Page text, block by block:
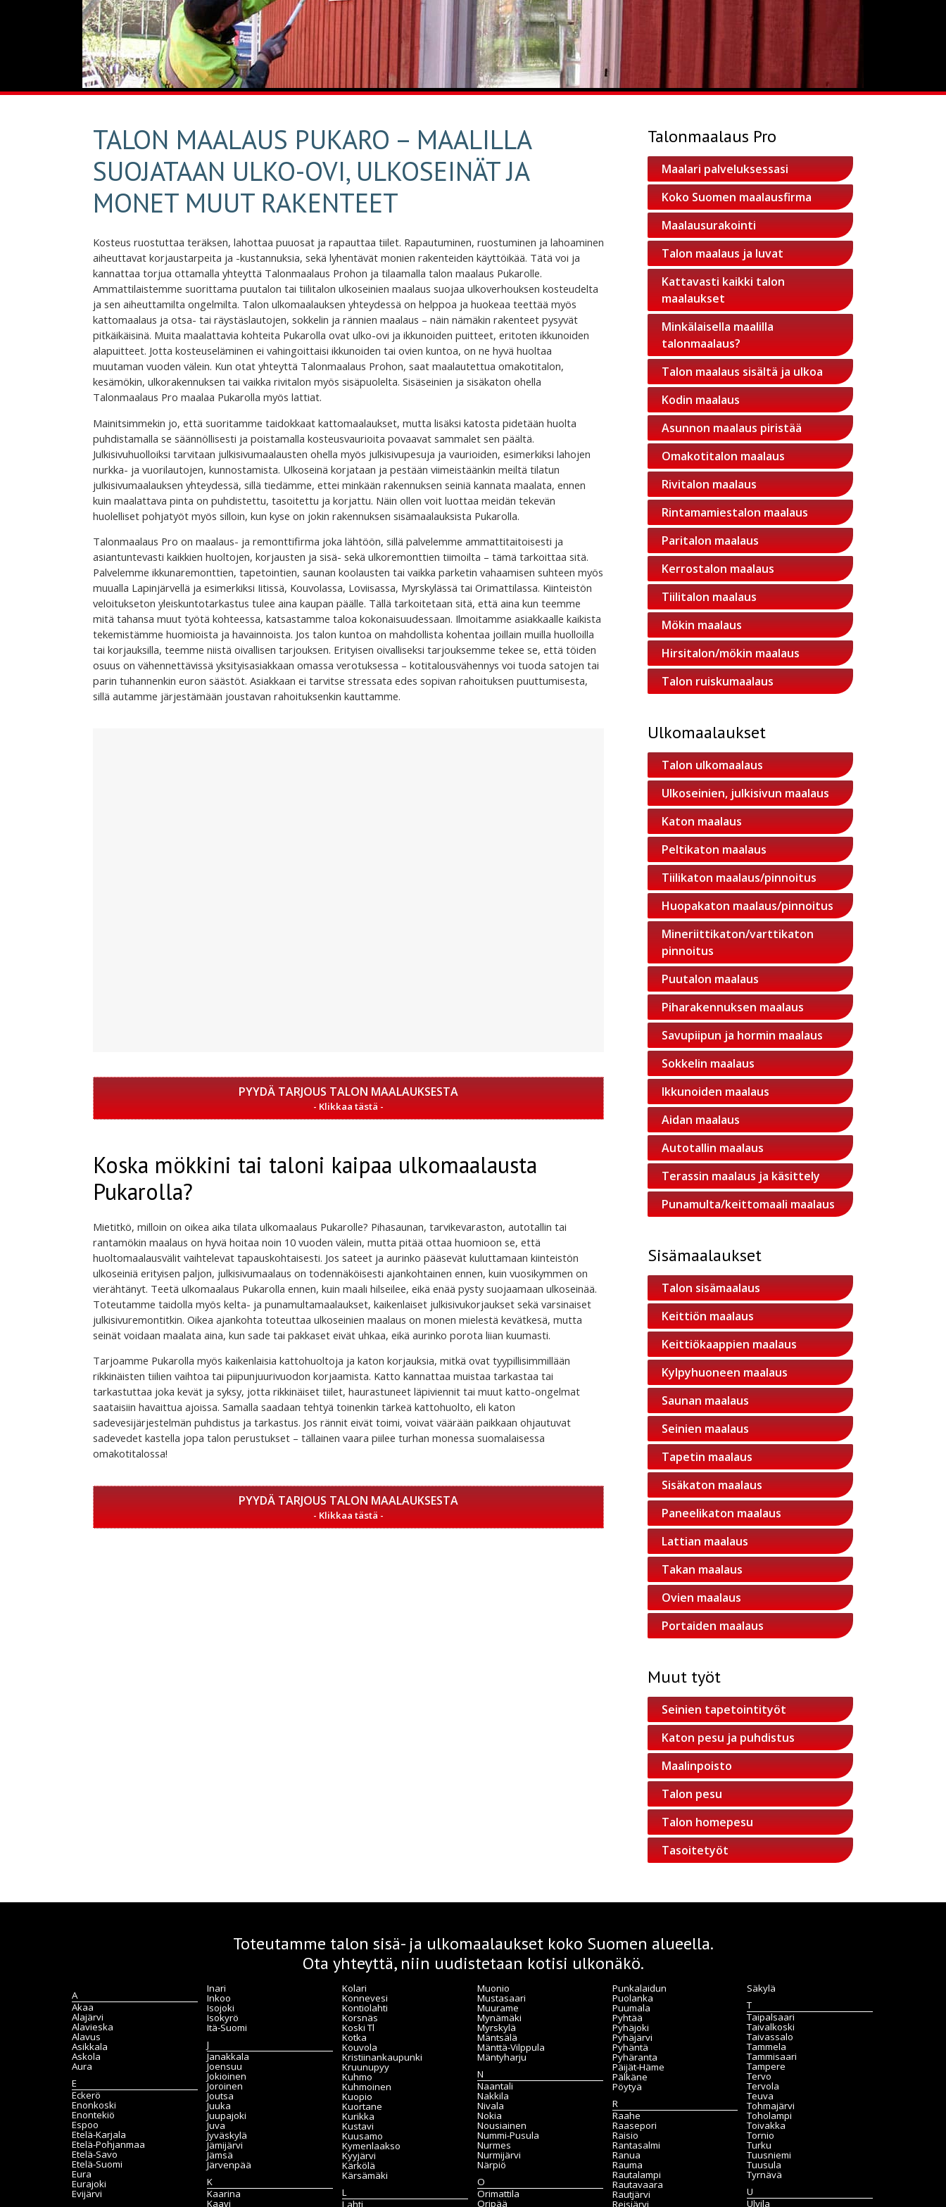
TALON MAALAUS PUKARO – MAALILLA
SUOJATAAN ULKO-OVI, ULKOSEINÄT JA
MONET MUUT RAKENTEET
Kosteus ruostuttaa teräksen, lahottaa puuosat ja rapauttaa tiilet. Rapautuminen, ruostuminen ja lahoaminen
aiheuttavat korjaustarpeita ja -kustannuksia, sekä lyhentävät monien rakenteiden käyttöikää. Tätä voi ja
kannattaa torjua ottamalla yhteyttä Talonmaalaus Prohon ja tilaamalla talon maalaus Pukarolle.
Ammattilaistemme suorittama puutalon tai tiilitalon ulkoseinien maalaus suojaa ulkoverhouksen kosteudelta
ja sen aiheuttamilta ongelmilta. Talon ulkomaalauksen yhteydessä on helppoa ja huokeaa teettää myös
kattomaalaus ja otsa- tai räystäslautojen, sokkelin ja rännien maalaus – näin nämäkin rakenteet pysyvät
pitkäikäisinä. Muita maalattavia kohteita Pukarolla ovat ulko-ovi ja ikkunoiden puitteet, eritoten ikkunoiden
alapuitteet. Jotta kosteuseläminen ei vahingoittaisi ikkunoiden tai ovien kuntoa, on ne hyvä huoltaa
muutaman vuoden välein. Kun otat yhteyttä Talonmaalaus Prohon, saat maalautettua omakotitalon,
kesämökin, ulkorakennuksen tai vaikka rivitalon myös sisäpuolelta. Sisäseinien ja sisäkaton ohella
Talonmaalaus Pro maalaa Pukarolla myös lattiat.
Mainitsimmekin jo, että suoritamme taidokkaat kattomaalaukset, mutta lisäksi katosta pidetään huolta
puhdistamalla se säännöllisesti ja poistamalla kosteusvaurioita povaavat sammalet sen päältä.
Julkisivuhuolloiksi tarvitaan julkisivumaalausten ohella myös julkisivupesuja ja vaurioiden, esimerkiksi lahojen
nurkka- ja vuorilautojen, kunnostamista. Ulkoseinä korjataan ja pestään viimeistäänkin meiltä tilatun
julkisivumaalauksen yhteydessä, sillä tiedämme, ettei minkään rakennuksen seiniä kannata maalata, ennen
kuin maalattava pinta on puhdistettu, tasoitettu ja korjattu. Näin ollen voit luottaa meidän tekevän
huolelliset pohjatyöt myös silloin, kun kyse on jokin rakennuksen sisämaalauksista Pukarolla.
Talonmaalaus Pro on maalaus- ja remonttifirma joka lähtöön, sillä palvelemme ammattitaitoisesti ja
asiantuntevasti kaikkien huoltojen, korjausten ja sisä- sekä ulkoremonttien tiimoilta – tämä tarkoittaa sitä.
Palvelemme ikkunaremonttien, tapetointien, saunan koolausten tai vaikka parketin vahaamisen suhteen myös
muualla Lapinjärvellä ja esimerkiksi Iitissä, Kouvolassa, Loviisassa, Myrskylässä tai Orimattilassa. Kiinteistön
veloitukseton yleiskuntotarkastus tulee aina kaupan päälle. Tällä tarkoitetaan sitä, että aina kun teemme
mitä tahansa muut työtä kohteessa, katsastamme taloa kokonaisuudessaan. Ilmoitamme asiakkaalle kaikista
tekemistämme huomioista ja havainnoista. Jos talon kuntoa on mahdollista kohentaa joillain muilla huolloilla
tai korjauksilla, teemme niistä oivallisen tarjouksen. Erityisen oivalliseksi tarjouksemme tekee se, että töiden
osuus on vähennettävissä yksityisasiakkaan omassa verotuksessa – kotitalousvähennys voi tuoda satojen tai
parin tuhannenkin euron säästöt. Asiakkaan ei tarvitse stressata edes sopivan rahoituksen puuttumisesta,
sillä autamme järjestämään joustavan rahoituksenkin kauttamme.
PYYDÄ TARJOUS TALON MAALAUKSESTA
Koska mökkini tai taloni kaipaa ulkomaalausta
Pukarolla?
Mietitkö, milloin on oikea aika tilata ulkomaalaus Pukarolle? Pihasaunan, tarvikevaraston, autotallin tai
rantamökin maalaus on hyvä hoitaa noin 10 vuoden välein, mutta pitää ottaa huomioon se, että
huoltomaalausvälit vaihtelevat tapauskohtaisesti. Jos sateet ja aurinko pääsevät kuluttamaan kiinteistön
ulkoseiniä erityisen paljon, julkisivumaalaus on todennäköisesti ajankohtainen ennen, kuin vuosikymmen on
vierähtänyt. Teetä ulkomaalaus Pukarolla ennen, kuin maali hilseilee, eikä enää pysty suojaamaan ulkoseinää.
Toteutamme taidolla myös kelta- ja punamultamaalaukset, kaikenlaiset julkisivukorjaukset sekä varsinaiset
julkisivuremontitkin. Oikea ajankohta toteuttaa ulkoseinien maalaus on monen mielestä kevätkesä, mutta
seinät voidaan maalata aina, kun sade tai pakkaset eivät uhkaa, eikä aurinko porota liian kuumasti.
Tarjoamme Pukarolla myös kaikenlaisia kattohuoltoja ja katon korjauksia, mitkä ovat tyypillisimmillään
rikkinäisten tiilien vaihtoa tai piipunjuurivuodon korjaamista. Katto kannattaa muistaa tarkastaa tai
tarkastuttaa joka kevät ja syksy, jotta rikkinäiset tiilet, haurastuneet läpiviennit tai muut katto-ongelmat
saataisiin havaittua ajoissa. Samalla saadaan tehtyä toinenkin tärkeä kattohuolto, eli katon
sadevesijärjestelmän puhdistus ja tarkastus. Jos rännit eivät toimi, voivat väärään paikkaan ohjautuvat
sadevedet kastella jopa talon perustukset – tällainen vaara piilee turhan monessa suomalaisessa
omakotitalossa!
PYYDÄ TARJOUS TALON MAALAUKSESTA
Talonmaalaus Pro
Maalari palveluksessasi
Koko Suomen maalausfirma
Maalausurakointi
Talon maalaus ja luvat
Kattavasti kaikki talon
maalaukset
Minkälaisella maalilla
talonmaalaus?
Talon maalaus sisältä ja ulkoa
Kodin maalaus
Asunnon maalaus piristää
Omakotitalon maalaus
Rivitalon maalaus
Rintamamiestalon maalaus
Paritalon maalaus
Kerrostalon maalaus
Tiilitalon maalaus
Mökin maalaus
Hirsitalon/mökin maalaus
Talon ruiskumaalaus
Ulkomaalaukset
Talon ulkomaalaus
Ulkoseinien, julkisivun maalaus
Katon maalaus
Peltikaton maalaus
Tiilikaton maalaus/pinnoitus
Huopakaton maalaus/pinnoitus
Mineriittikaton/varttikaton
pinnoitus
Puutalon maalaus
Piharakennuksen maalaus
Savupiipun ja hormin maalaus
Sokkelin maalaus
Ikkunoiden maalaus
Aidan maalaus
Autotallin maalaus
Terassin maalaus ja käsittely
Punamulta/keittomaali maalaus
Sisämaalaukset
Talon sisämaalaus
Keittiön maalaus
Keittiökaappien maalaus
Kylpyhuoneen maalaus
Saunan maalaus
Seinien maalaus
Tapetin maalaus
Sisäkaton maalaus
Paneelikaton maalaus
Lattian maalaus
Takan maalaus
Ovien maalaus
Portaiden maalaus
Muut työt
Seinien tapetointityöt
Katon pesu ja puhdistus
Maalinpoisto
Talon pesu
Talon homepesu
Tasoitetyöt
Toteutamme talon sisä- ja ulkomaalaukset koko Suomen alueella.
Ota yhteyttä, niin uudistetaan kotisi ulkonäkö.
A
Akaa
Alajärvi
Alavieska
Alavus
Asikkala
Askola
Aura
E
Eckerö
Enonkoski
Enontekiö
Espoo
Etelä-Karjala
Etelä-Pohjanmaa
Etelä-Savo
Etelä-Suomi
Eura
Eurajoki
Evijärvi
Inari
Inkoo
Isojoki
Isokyrö
Itä-Suomi
J
Janakkala
Joensuu
Jokioinen
Joroinen
Joutsa
Juuka
Juupajoki
Juva
Jyväskylä
Jämijärvi
Jämsä
Järvenpää
K
Kaarina
Kaavi
Kolari
Konnevesi
Kontiolahti
Korsnäs
Koski Tl
Kotka
Kouvola
Kristiinankaupunki
Kruunupyy
Kuhmo
Kuhmoinen
Kuopio
Kuortane
Kurikka
Kustavi
Kuusamo
Kymenlaakso
Kyyjärvi
Kärkölä
Kärsämäki
L
Lahti
Muonio
Mustasaari
Muurame
Mynämäki
Myrskylä
Mäntsälä
Mänttä-Vilppula
Mäntyharju
N
Naantali
Nakkila
Nivala
Nokia
Nousiainen
Nummi-Pusula
Nurmes
Nurmijärvi
Närpiö
O
Orimattila
Oripää
Punkalaidun
Puolanka
Puumala
Pyhtää
Pyhäjoki
Pyhäjärvi
Pyhäntä
Pyhäranta
Päijät-Häme
Pälkäne
Pöytyä
R
Raahe
Raasepori
Raisio
Rantasalmi
Ranua
Rauma
Rautalampi
Rautavaara
Rautjärvi
Reisjärvi
Säkylä
T
Taipalsaari
Taivalkoski
Taivassalo
Tammela
Tammisaari
Tampere
Tervo
Tervola
Teuva
Tohmajärvi
Toholampi
Toivakka
Tornio
Turku
Tuusniemi
Tuusula
Tyrnävä
U
Ulvila